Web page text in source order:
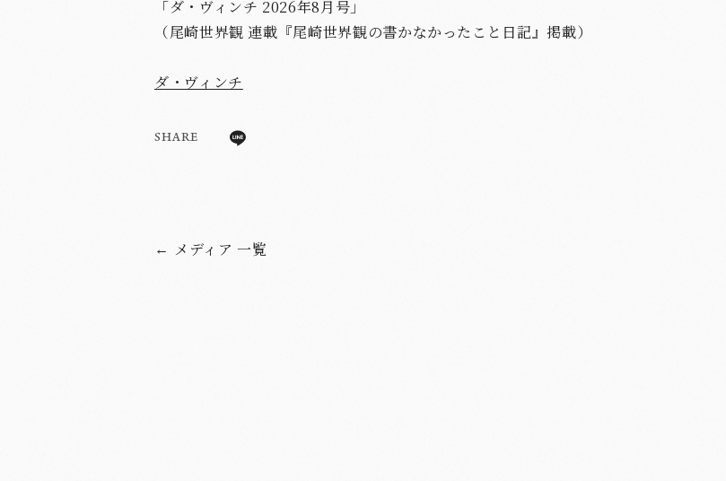
「ダ・ヴィンチ 2026年8月号」
（尾崎世界観 連載『尾崎世界観の書かなかったこと日記』掲載）
ダ・ヴィンチ
SHARE
← メディア 一覧